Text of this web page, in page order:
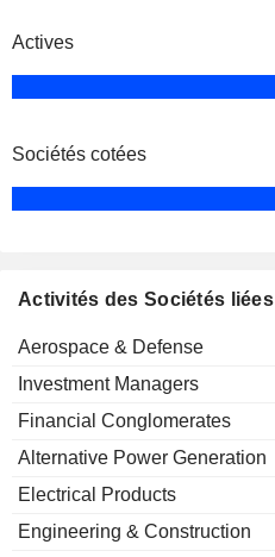
Actives
Sociétés cotées
Activités des Sociétés liées
Aerospace & Defense
Investment Managers
Financial Conglomerates
Alternative Power Generation
Electrical Products
Engineering & Construction